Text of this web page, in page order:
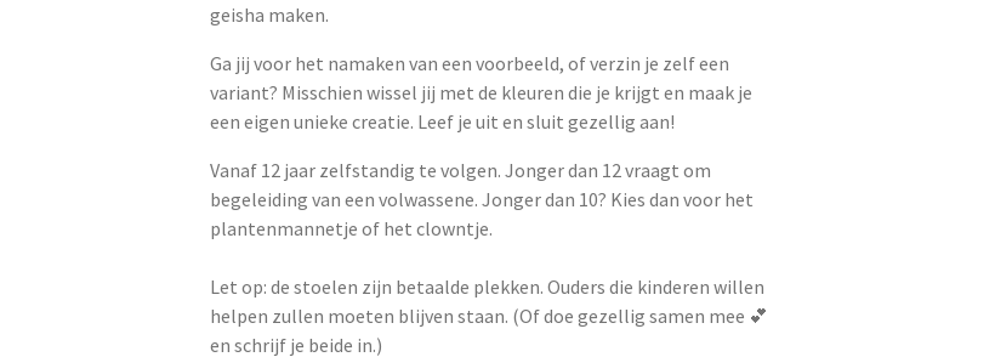
geisha maken.
Ga jij voor het namaken van een voorbeeld, of verzin je zelf een
variant? Misschien wissel jij met de kleuren die je krijgt en maak je
een eigen unieke creatie. Leef je uit en sluit gezellig aan!
Vanaf 12 jaar zelfstandig te volgen. Jonger dan 12 vraagt om
begeleiding van een volwassene. Jonger dan 10? Kies dan voor het
plantenmannetje of het clowntje.
Let op: de stoelen zijn betaalde plekken. Ouders die kinderen willen
helpen zullen moeten blijven staan. (Of doe gezellig samen mee 💕
en schrijf je beide in.)